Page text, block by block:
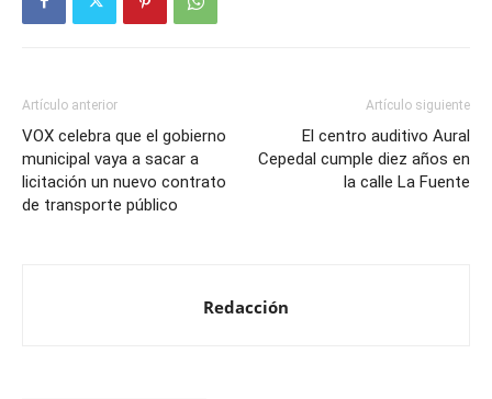
Artículo anterior
VOX celebra que el gobierno
municipal vaya a sacar a
licitación un nuevo contrato
de transporte público
Artículo siguiente
El centro auditivo Aural
Cepedal cumple diez años en
la calle La Fuente
Redacción